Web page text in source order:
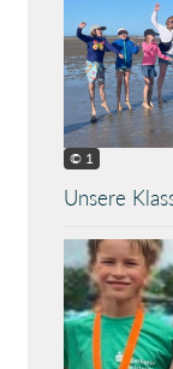
© 1
Unsere